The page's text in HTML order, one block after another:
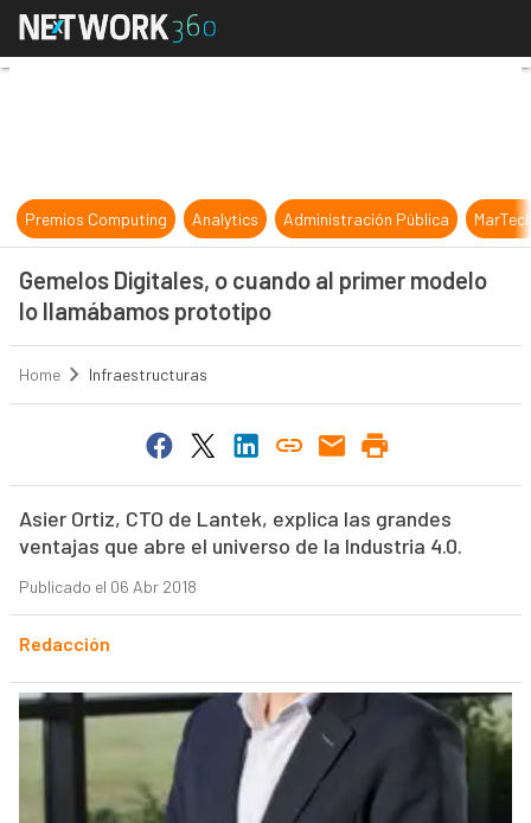
Gemelos Digitales, o cuando al
Premios Computing Analytics Administración Pública
Gemelos Digitales, o cuando al primer modelo
lo llamábamos prototipo
Home Infraestructuras
Asier Ortiz, CTO de Lantek, explica las grandes
ventajas que abre el universo de la Industria 4.0.
Publicado el 06 Abr 2018
Redacción